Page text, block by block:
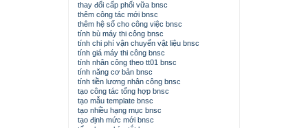
thay đổi cấp phối vữa bnsc
thêm công tác mới bnsc
thêm hệ số cho công việc bnsc
tính bù máy thi công bnsc
tính chi phí vận chuyển vật liệu bnsc
tính giá máy thi công bnsc
tính nhân công theo tt01 bnsc
tính năng cơ bản bnsc
tính tiền lương nhân công bnsc
tạo công tác tổng hợp bnsc
tạo mẫu template bnsc
tạo nhiều hạng mục bnsc
tạo định mức mới bnsc